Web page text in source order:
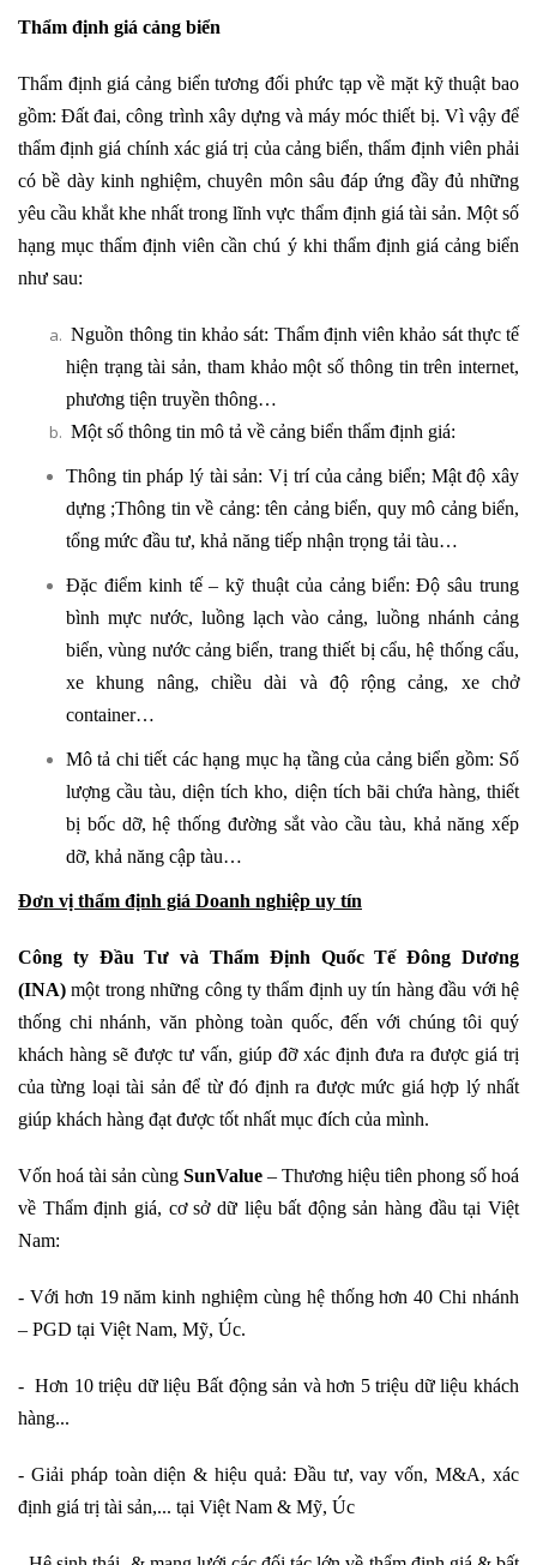
Thẩm định giá cảng biển
Thẩm định giá cảng biển tương đối phức tạp về mặt kỹ thuật bao
gồm: Đất đai, công trình xây dựng và máy móc thiết bị. Vì vậy để
thẩm định giá chính xác giá trị của cảng biển, thẩm định viên phải
có bề dày kinh nghiệm, chuyên môn sâu đáp ứng đầy đủ những
yêu cầu khắt khe nhất trong lĩnh vực thẩm định giá tài sản. Một số
hạng mục thẩm định viên cần chú ý khi thẩm định giá cảng biển
như sau:
Nguồn thông tin khảo sát: Thẩm định viên khảo sát thực tế
hiện trạng tài sản, tham khảo một số thông tin trên internet,
phương tiện truyền thông…
Một số thông tin mô tả về cảng biển thẩm định giá:
Thông tin pháp lý tài sản: Vị trí của cảng biển; Mật độ xây
dựng ;Thông tin về cảng: tên cảng biển, quy mô cảng biển,
tổng mức đầu tư, khả năng tiếp nhận trọng tải tàu…
Đặc điểm kinh tế – kỹ thuật của cảng biển: Độ sâu trung
bình mực nước, luồng lạch vào cảng, luồng nhánh cảng
biển, vùng nước cảng biển, trang thiết bị cẩu, hệ thống cẩu,
xe khung nâng, chiều dài và độ rộng cảng, xe chở
container…
Mô tả chi tiết các hạng mục hạ tầng của cảng biển gồm: Số
lượng cầu tàu, diện tích kho, diện tích bãi chứa hàng, thiết
bị bốc dỡ, hệ thống đường sắt vào cầu tàu, khả năng xếp
dỡ, khả năng cập tàu…
Đơn vị thẩm định giá Doanh nghiệp uy tín
Công ty Đầu Tư và Thẩm Định Quốc Tế Đông Dương
(INA) một trong những công ty thẩm định uy tín hàng đầu với hệ
thống chi nhánh, văn phòng toàn quốc, đến với chúng tôi quý
khách hàng sẽ được tư vấn, giúp đỡ xác định đưa ra được giá trị
của từng loại tài sản để từ đó định ra được mức giá hợp lý nhất
giúp khách hàng đạt được tốt nhất mục đích của mình.
Vốn hoá tài sản cùng SunValue – Thương hiệu tiên phong số hoá
về Thẩm định giá, cơ sở dữ liệu bất động sản hàng đầu tại Việt
Nam:
- Với hơn 19 năm kinh nghiệm cùng hệ thống hơn 40 Chi nhánh
– PGD tại Việt Nam, Mỹ, Úc.
- Hơn 10 triệu dữ liệu Bất động sản và hơn 5 triệu dữ liệu khách
hàng...
- Giải pháp toàn diện & hiệu quả: Đầu tư, vay vốn, M&A, xác
định giá trị tài sản,... tại Việt Nam & Mỹ, Úc